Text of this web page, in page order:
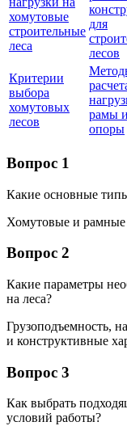
хомутовые
строительные
леса
для
лесов
Критерии
выбора
хомутовых
лесов
рамы и
опоры
Вопрос 1
Какие основные
Хомутовые и рамные
Вопрос 2
Какие параметры
на леса?
Грузоподъемность,
и конструктивные
Вопрос 3
Как выбрать
условий работы?